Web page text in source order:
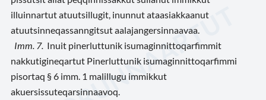
illuinnartut atuutsillugit, inunnut ataasiakkaanut
atuutsinneqassanngitsut aalajangersinnaavaa.
Imm. 7. Inuit pinerluttunik isumaginnittoqarfimmit
nakkutigineqartut Pinerluttunik isumaginnittoqarfimmi
pisortaq § 6 imm. 1 malillugu immikkut
akuersissuteqarsinnaavoq.